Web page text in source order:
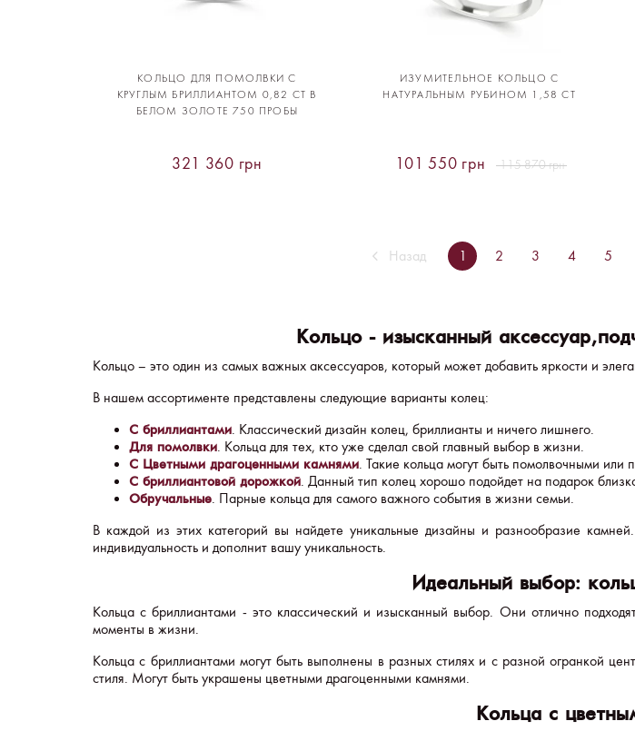
КОЛЬЦО ДЛЯ ПОМОЛВКИ С
КРУГЛЫМ БРИЛЛИАНТОМ 0,82 CT В
БЕЛОМ ЗОЛОТЕ 750 ПРОБЫ
321 360 грн
ИЗУМИТЕЛЬНОЕ КОЛЬЦО С
НАТУРАЛЬНЫМ РУБИНОМ 1,58 CT
101 550 грн 115 870 грн
Назад 1 2 3 4 5
Кольцо - изысканный аксессуар,
Кольцо – это один из самых важных аксессуаров, который может добавить яркости и
В нашем ассортименте представлены следующие варианты колец:
С бриллиантами. Классический дизайн колец, бриллианты и ничего лишнего.
Для помолвки. Кольца для тех, кто уже сделал свой главный выбор в жизни.
С Цветными драгоценными камнями. Такие кольца могут быть помолвочными или
С бриллиантовой дорожкой. Данный тип колец хорошо подойдет на подарок
Обручальные. Парные кольца для самого важного события в жизни семьи.
В каждой из этих категорий вы найдете уникальные дизайны и разнообразие
индивидуальность и дополнит вашу уникальность.
Идеальный выбор:
Кольца с бриллиантами - это классический и изысканный выбор. Они отлично
моменты в жизни.
Кольца с бриллиантами могут быть выполнены в разных стилях и с разной огранкой
стиля. Могут быть украшены цветными драгоценными камнями.
Кольца с